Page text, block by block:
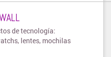
de tecnología:
lentes, mochilas